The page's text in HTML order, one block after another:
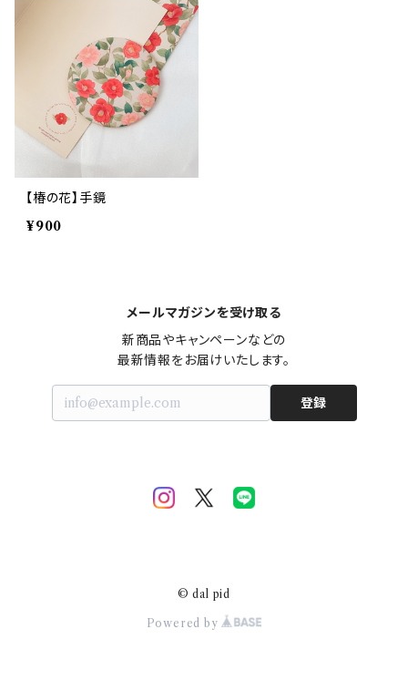
【椿の花】手鏡
¥900
メールマガジンを受け取る
新商品やキャンペーンなどの
最新情報をお届けいたします。
登録
© dal pid
Powered by